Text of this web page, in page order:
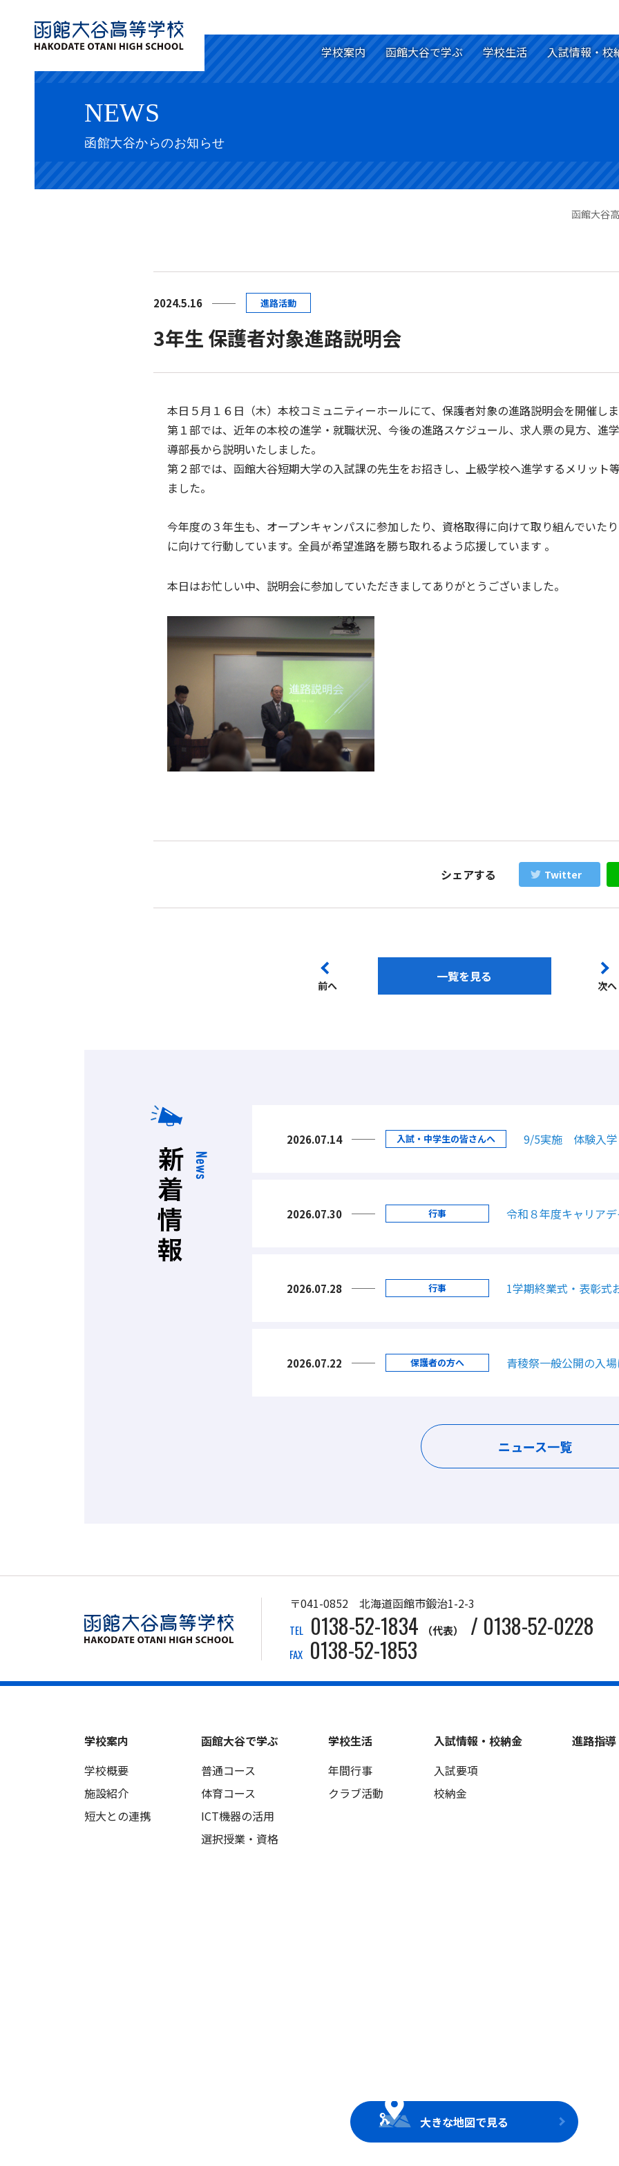
学校案内 函館大谷で学ぶ 学校生活 入試情報・校
NEWS
函館大谷からのお知らせ
函館大谷
2024.5.16 進路活動
3年生 保護者対象進路説明会
本日５月１６日（木）本校コミュニティーホールにて、保護者対象の進路説明会を開催しま
第１部では、近年の本校の進学・就職状況、今後の進路スケジュール、求人票の見方、進
導部長から説明いたしました。
第２部では、函館大谷短期大学の入試課の先生をお招きし、上級学校へ進学するメリット
ました。
今年度の３年生も、オープンキャンパスに参加したり、資格取得に向けて取り組んでいた
に向けて行動しています。全員が希望進路を勝ち取れるよう応援しています 。
本日はお忙しい中、説明会に参加していただきましてありがとうございました。
シェアする Twitter
前へ
一覧を見る
次へ
2026.07.14 入試・中学生の皆さんへ 9/5実施 体験入学
2026.07.30 行事 令和８年度キャリア
2026.07.28 行事 1学期終業式・表彰式
2026.07.22 保護者の方へ 青稜祭一般公開の入
ニュース一覧
〒041-0852 北海道函館市鍛治1-2-3
TEL 0138-52-1834 （代表） / 0138-52-0228
FAX 0138-52-1853
学校案内
学校概要
施設紹介
短大との連携
函館大谷で学ぶ
普通コース
体育コース
ICT機器の活用
選択授業・資格
学校生活
年間行事
クラブ活動
入試情報・校納金
入試要項
校納金
進路指導
大きな地図で見る